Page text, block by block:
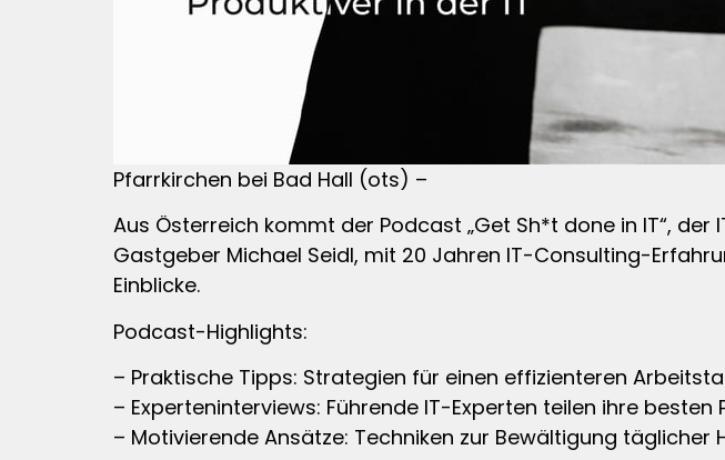
Pfarrkirchen bei Bad Hall (ots) –
Aus Österreich kommt der Podcast „Get Sh*t done in IT“,
Gastgeber Michael Seidl, mit 20 Jahren IT-Consulting-
Einblicke.
Podcast-Highlights:
– Praktische Tipps: Strategien für einen effizienteren
– Experteninterviews: Führende IT-Experten teilen ihre besten
– Motivierende Ansätze: Techniken zur Bewältigung täglicher